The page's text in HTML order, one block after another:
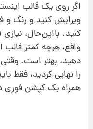
اگر روی یک قالب
ویرایش کنید و رنگ و
کنید. بااین‌حال،
واقع، هرچه کمتر
دهید، بهتر است. وقتی
را نهایی کردید، فقط
همراه یک کپشن فوری